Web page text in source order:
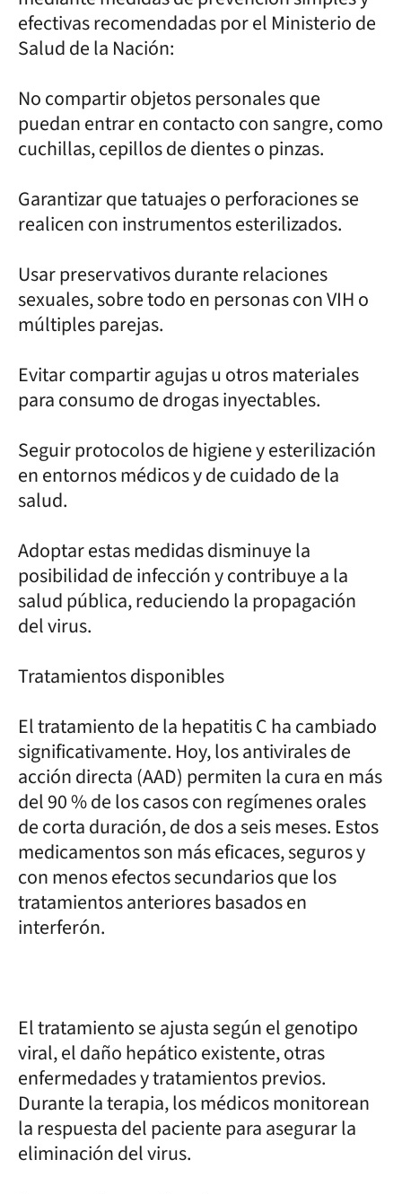
efectivas recomendadas por el Ministerio de
Salud de la Nación:
No compartir objetos personales que
puedan entrar en contacto con sangre, como
cuchillas, cepillos de dientes o pinzas.
Garantizar que tatuajes o perforaciones se
realicen con instrumentos esterilizados.
Usar preservativos durante relaciones
sexuales, sobre todo en personas con VIH o
múltiples parejas.
Evitar compartir agujas u otros materiales
para consumo de drogas inyectables.
Seguir protocolos de higiene y esterilización
en entornos médicos y de cuidado de la
salud.
Adoptar estas medidas disminuye la
posibilidad de infección y contribuye a la
salud pública, reduciendo la propagación
del virus.
Tratamientos disponibles
El tratamiento de la hepatitis C ha cambiado
significativamente. Hoy, los antivirales de
acción directa (AAD) permiten la cura en más
del 90 % de los casos con regímenes orales
de corta duración, de dos a seis meses. Estos
medicamentos son más eficaces, seguros y
con menos efectos secundarios que los
tratamientos anteriores basados en
interferón.
El tratamiento se ajusta según el genotipo
viral, el daño hepático existente, otras
enfermedades y tratamientos previos.
Durante la terapia, los médicos monitorean
la respuesta del paciente para asegurar la
eliminación del virus.